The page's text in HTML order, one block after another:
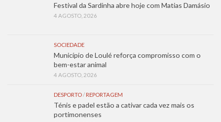
Festival da Sardinha abre hoje com Matias Damásio
4 AGOSTO, 2026
SOCIEDADE
Município de Loulé reforça compromisso com o
bem-estar animal
4 AGOSTO, 2026
DESPORTO/ REPORTAGEM
Ténis e padel estão a cativar cada vez mais os
portimonenses